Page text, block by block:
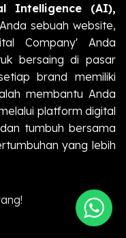
Intelligence (AI),
sebuah website,
Company' Anda
bersaing di pasar
brand memiliki
membantu Anda
platform digital
tumbuh bersama
yang lebih